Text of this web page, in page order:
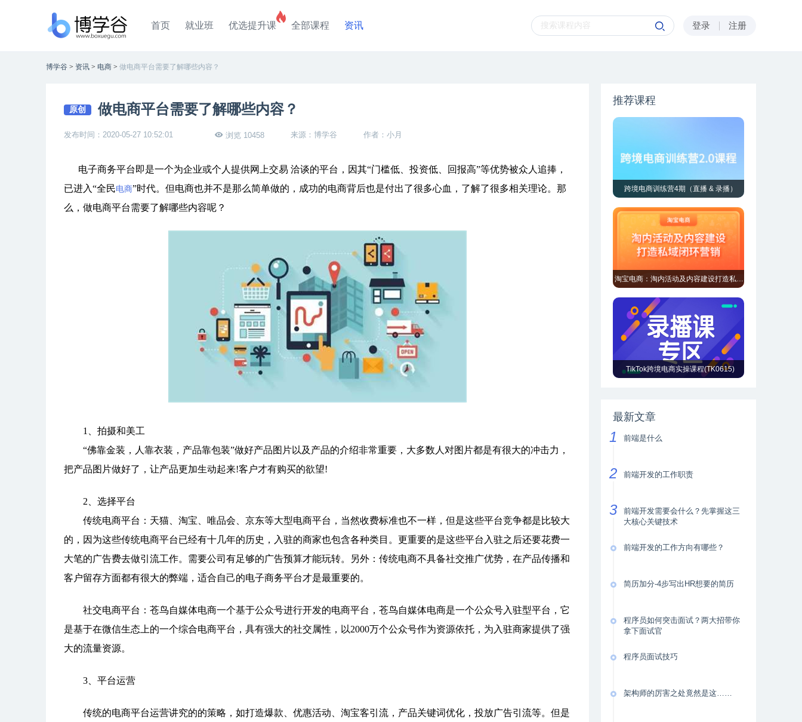
首页 就业班 优选提升课 全部课程 资讯 登录 注册
博学谷 > 资讯 > 电商 > 做电商平台需要了解哪些内容？
原创 做电商平台需要了解哪些内容？
发布时间：2020-05-27 10:52:01 浏览 10458 来源：博学谷 作者：小月
电子商务平台即是一个为企业或个人提供网上交易 洽谈的平台，因其“门槛低、投资低、回报高”等优势被众人追捧，
已进入“全民电商”时代。但电商也并不是那么简单做的，成功的电商背后也是付出了很多心血，了解了很多相关理论。那
么，做电商平台需要了解哪些内容呢？
1、拍摄和美工
“佛靠金装，人靠衣装，产品靠包装”做好产品图片以及产品的介绍非常重要，大多数人对图片都是有很大的冲击力，
把产品图片做好了，让产品更加生动起来!客户才有购买的欲望!
2、选择平台
传统电商平台：天猫、淘宝、唯品会、京东等大型电商平台，当然收费标准也不一样，但是这些平台竞争都是比较大
的，因为这些传统电商平台已经有十几年的历史，入驻的商家也包含各种类目。更重要的是这些平台入驻之后还要花费一
大笔的广告费去做引流工作。需要公司有足够的广告预算才能玩转。另外：传统电商不具备社交推广优势，在产品传播和
客户留存方面都有很大的弊端，适合自己的电子商务平台才是最重要的。
社交电商平台：苍鸟自媒体电商一个基于公众号进行开发的电商平台，苍鸟自媒体电商是一个公众号入驻型平台，它
是基于在微信生态上的一个综合电商平台，具有强大的社交属性，以2000万个公众号作为资源依托，为入驻商家提供了强
大的流量资源。
3、平台运营
传统的电商平台运营讲究的的策略，如打造爆款、优惠活动、淘宝客引流，产品关键词优化，投放广告引流等。但是
推荐课程
跨境电商训练营4期（直播 & 录播）
淘宝电商：淘内活动及内容建设打造私域闭环营销
TikTok跨境电商实操课程(TK0615)
最新文章
前端是什么
前端开发的工作职责
前端开发需要会什么？先掌握这三
大核心关键技术
前端开发的工作方向有哪些？
简历加分-4步写出HR想要的简历
程序员如何突击面试？两大招带你
拿下面试官
程序员面试技巧
架构师的厉害之处竟然是这……